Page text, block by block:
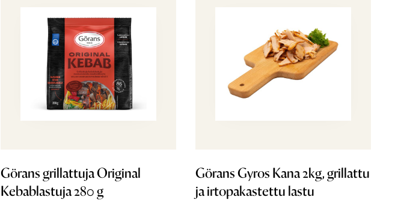
Görans grillattuja Original
Kebablastuja 280 g
Görans Gyros Kana 2kg, grillattu
ja irtopakastettu lastu